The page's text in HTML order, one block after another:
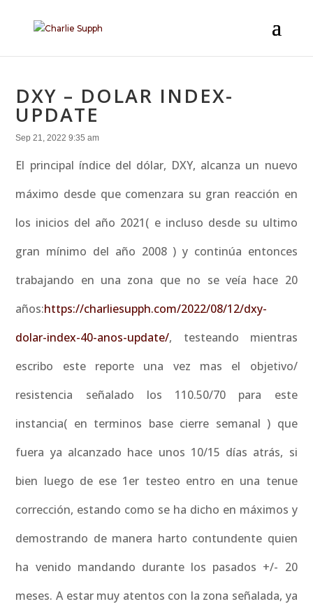
DXY – DOLAR INDEX-
UPDATE
Sep 21, 2022 9:35 am
El principal índice del dólar, DXY, alcanza un nuevo
máximo desde que comenzara su gran reacción en
los inicios del año 2021( e incluso desde su ultimo
gran mínimo del año 2008 ) y continúa entonces
trabajando en una zona que no se veía hace 20
años:https://charliesupph.com/2022/08/12/dxy-
dolar-index-40-anos-update/, testeando mientras
escribo este reporte una vez mas el objetivo/
resistencia señalado los 110.50/70 para este
instancia( en terminos base cierre semanal ) que
fuera ya alcanzado hace unos 10/15 días atrás, si
bien luego de ese 1er testeo entro en una tenue
corrección, estando como se ha dicho en máximos y
demostrando de manera harto contundente quien
ha venido mandando durante los pasados +/- 20
meses. A estar muy atentos con la zona señalada, ya